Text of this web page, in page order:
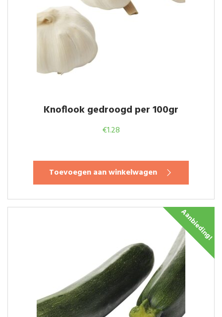
Knoflook gedroogd per 100gr
€1.28
Toevoegen aan winkelwagen
Aanbieding!